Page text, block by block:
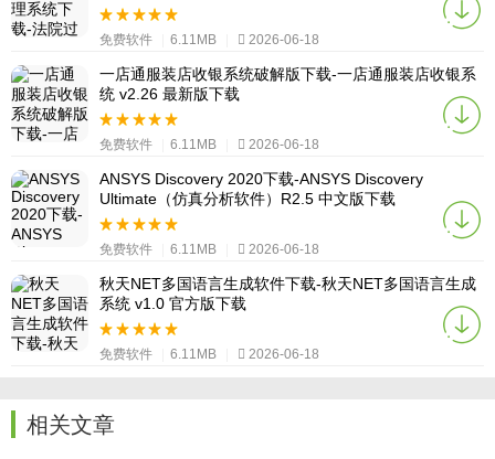
免费软件 6.11MB 2026-06-18
一店通服装店收银系统破解版下载-一店通服装店收银系
统 v2.26 最新版下载
免费软件 6.11MB 2026-06-18
ANSYS Discovery 2020下载-ANSYS Discovery
Ultimate（仿真分析软件）R2.5 中文版下载
免费软件 6.11MB 2026-06-18
秋天NET多国语言生成软件下载-秋天NET多国语言生成
系统 v1.0 官方版下载
免费软件 6.11MB 2026-06-18
相关文章